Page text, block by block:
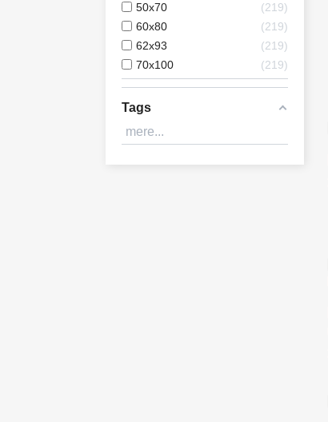
50x70
219
60x80
219
62x93
219
70x100
219
Tags
mere...